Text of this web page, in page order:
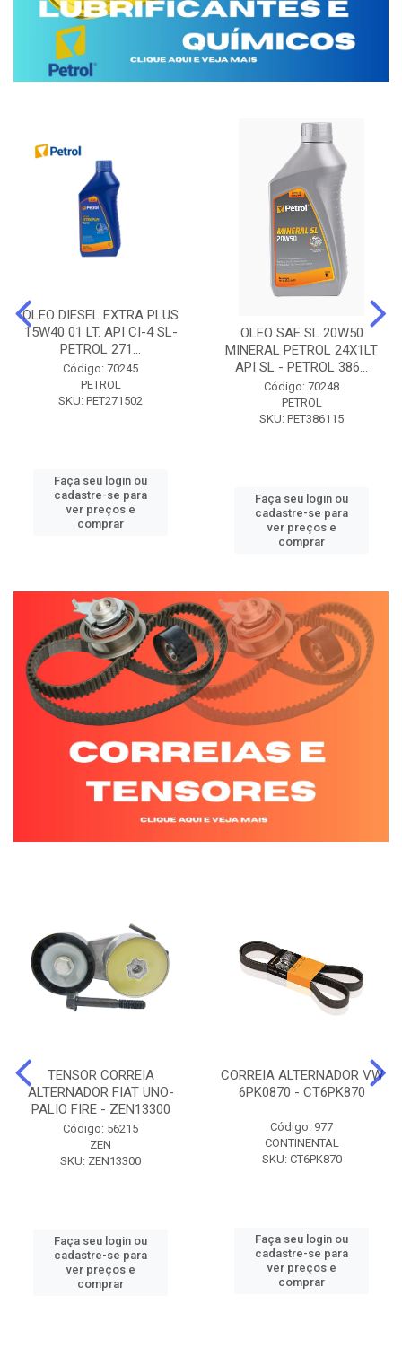
OLEO DIESEL EXTRA PLUS
15W40 01 LT. API CI-4 SL-
PETROL 271...
Código: 70245
PETROL
SKU: PET271502
Faça seu login ou
cadastre-se para
ver preços e
comprar
OLEO SAE SL 20W50
MINERAL PETROL 24X1LT
API SL - PETROL 386...
Código: 70248
PETROL
SKU: PET386115
Faça seu login ou
cadastre-se para
ver preços e
comprar
TENSOR CORREIA
ALTERNADOR FIAT UNO-
PALIO FIRE - ZEN13300
Código: 56215
ZEN
SKU: ZEN13300
Faça seu login ou
cadastre-se para
ver preços e
comprar
CORREIA ALTERNADOR VW
6PK0870 - CT6PK870
Código: 977
CONTINENTAL
SKU: CT6PK870
Faça seu login ou
cadastre-se para
ver preços e
comprar